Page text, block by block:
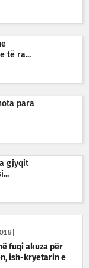
të ra...
para
gjyqit
|
fuqi akuza për
ish-kryetarin e